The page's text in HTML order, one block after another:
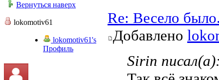
Вернуться наверх
lokomotiv61
lokomotiv61's
Профиль
Re: Весело
Добавлено
Sirin